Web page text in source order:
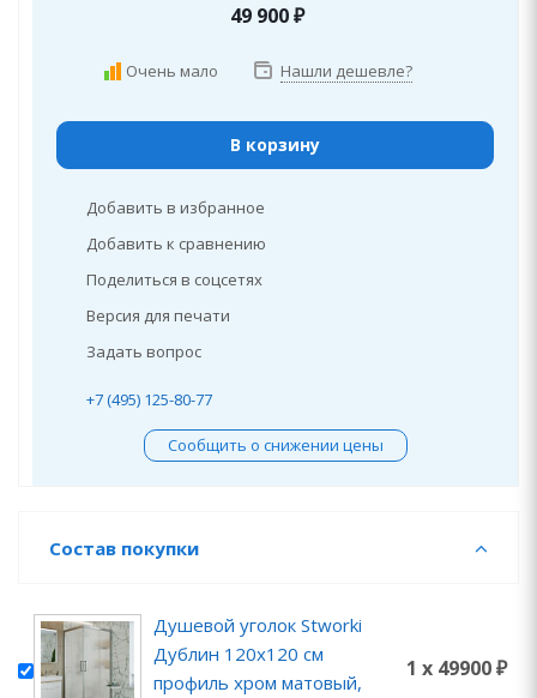
49 900₽
Очень мало Нашли дешевле?
В корзину
Добавить в избранное
Добавить к сравнению
Поделиться в соцсетях
Версия для печати
Задать вопрос
+7 (495) 125-80-77
Сообщить о снижении цены
Состав покупки
Душевой уголок Stworki
Дублин 120x120 см
профиль хром матовый,
1 x 49900 ₽